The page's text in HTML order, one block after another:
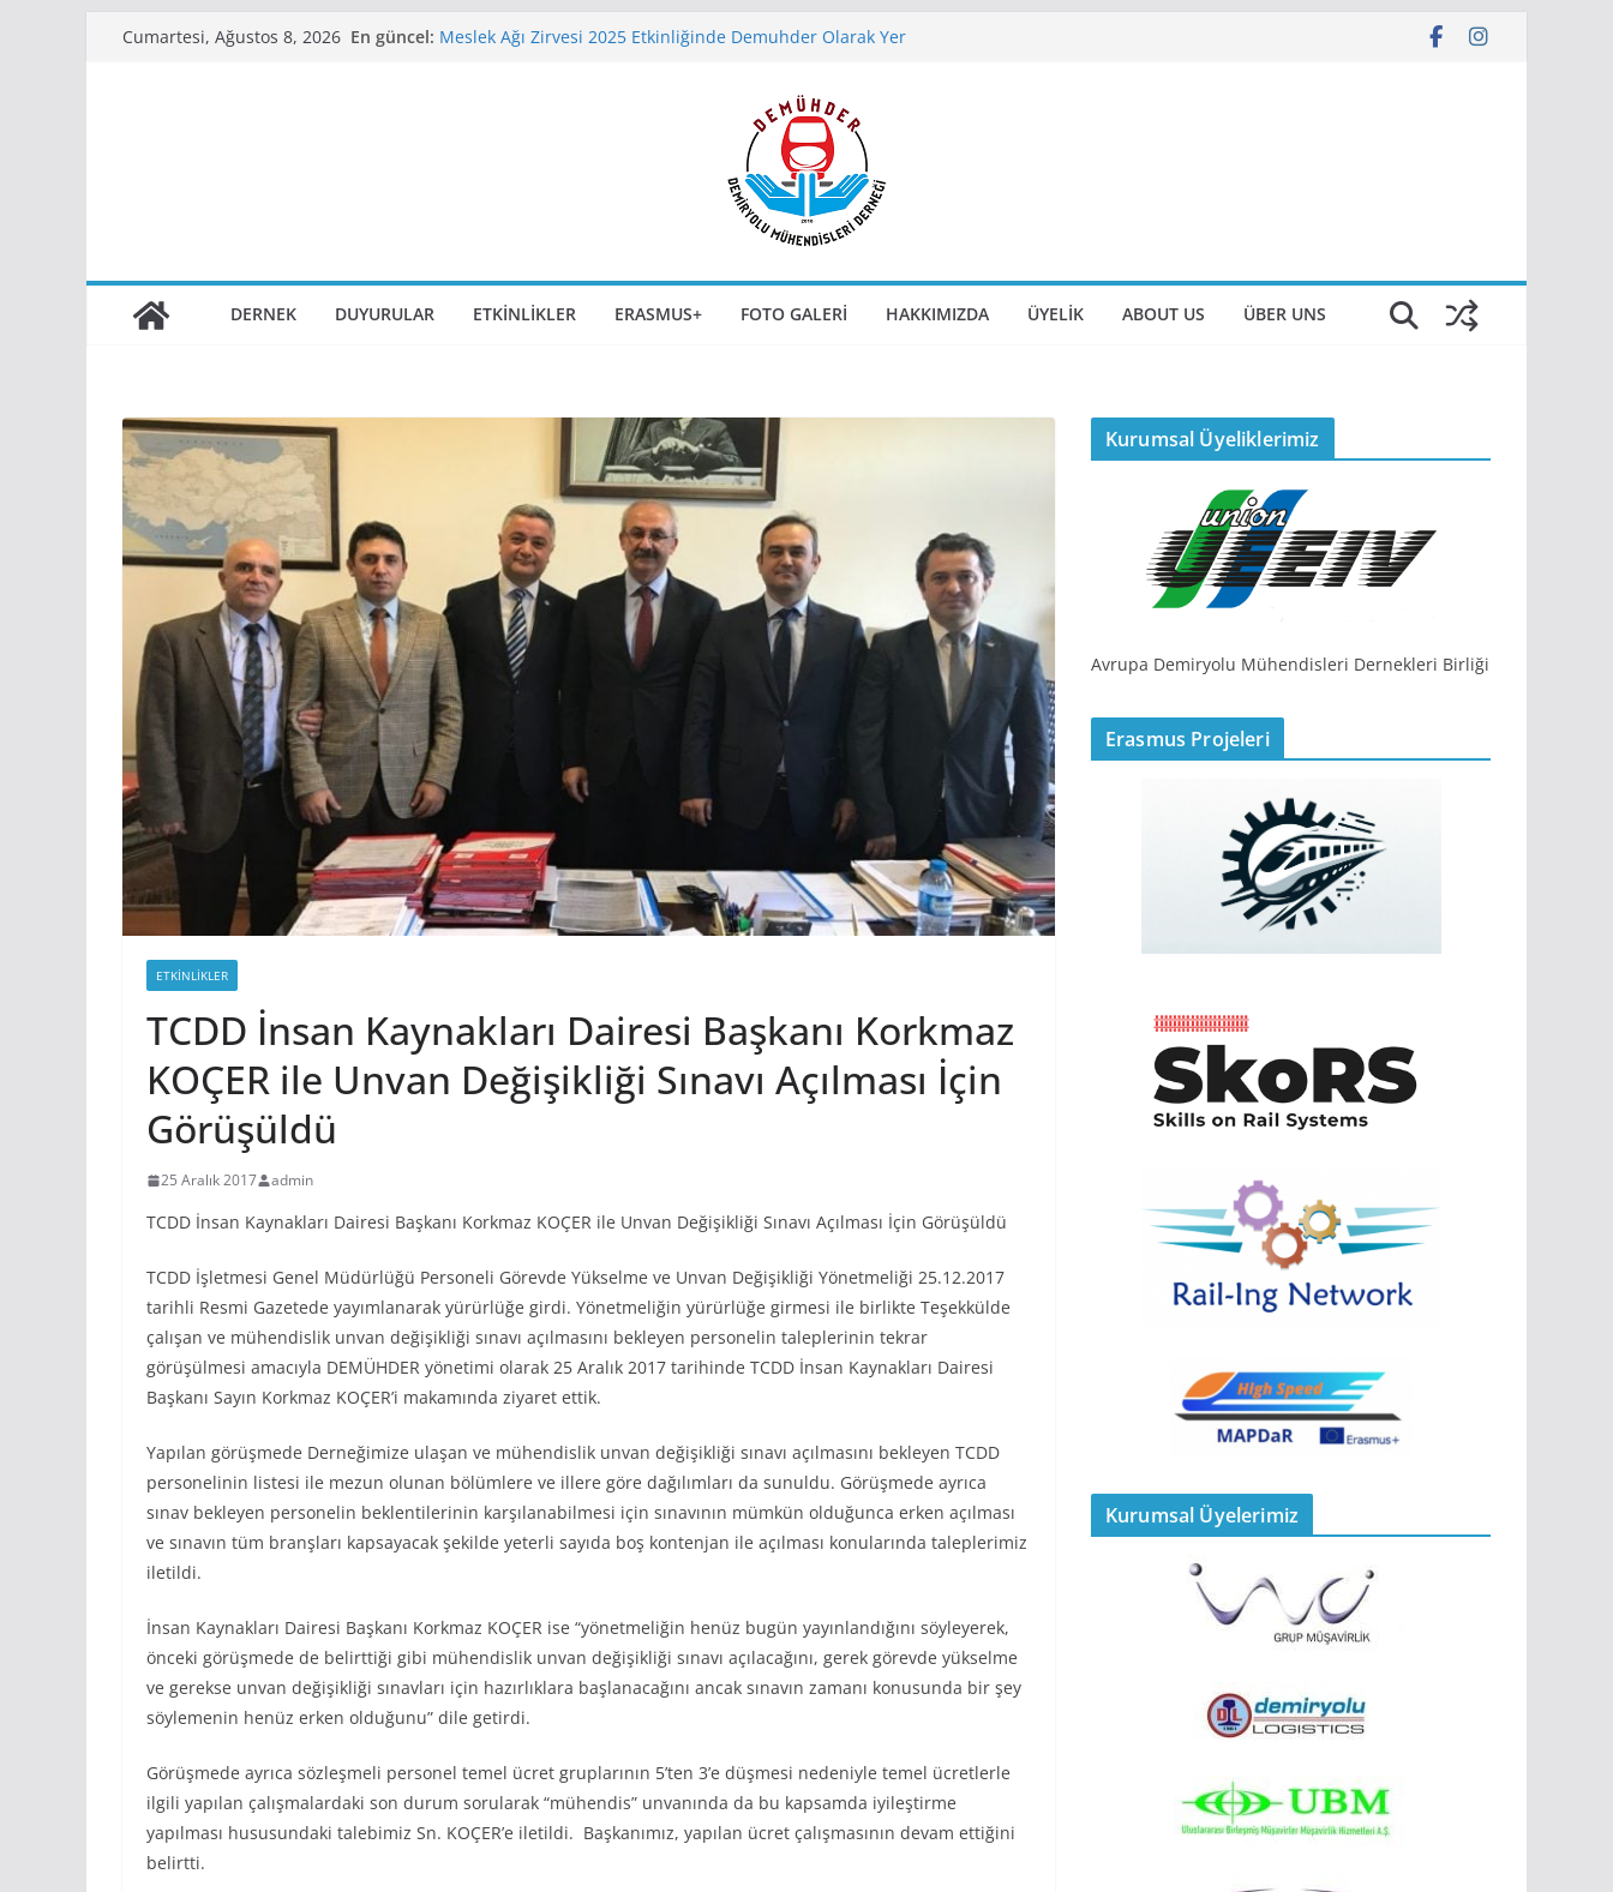
Cumartesi, Ağustos 8, 2026 En güncel: Meslek Ağı Zirvesi 2025 Etkinliğinde Demuhder Olarak Yer
Sapienza University of Rome’da Yaz Kursu Duyurusu
11. Demiryolu Söyleşisi 9 Aralık 2025 Günü Saat 17:00’da
2. Raylı Sistemler Kongre ve Sergisi 6-7-8 Kasım 2025
Tarihlerinde Eskişehir`de Kapılarını Açıyor
DERNEK DUYURULAR ETKINLIKLER ERASMUS+ FOTO GALERI HAKKIMIZDA ÜYELIK ABOUT US ÜBER UNS
ETKINLIKLER
TCDD İnsan Kaynakları Dairesi Başkanı Korkmaz
KOÇER ile Unvan Değişikliği Sınavı Açılması İçin
Görüşüldü
25 Aralık 2017 admin
TCDD İnsan Kaynakları Dairesi Başkanı Korkmaz KOÇER ile Unvan Değişikliği Sınavı Açılması İçin Görüşüldü
TCDD İşletmesi Genel Müdürlüğü Personeli Görevde Yükselme ve Unvan Değişikliği Yönetmeliği 25.12.2017
tarihli Resmi Gazetede yayımlanarak yürürlüğe girdi. Yönetmeliğin yürürlüğe girmesi ile birlikte Teşekkülde
çalışan ve mühendislik unvan değişikliği sınavı açılmasını bekleyen personelin taleplerinin tekrar
görüşülmesi amacıyla DEMÜHDER yönetimi olarak 25 Aralık 2017 tarihinde TCDD İnsan Kaynakları Dairesi
Başkanı Sayın Korkmaz KOÇER’i makamında ziyaret ettik.
Yapılan görüşmede Derneğimize ulaşan ve mühendislik unvan değişikliği sınavı açılmasını bekleyen TCDD
personelinin listesi ile mezun olunan bölümlere ve illere göre dağılımları da sunuldu. Görüşmede ayrıca
sınav bekleyen personelin beklentilerinin karşılanabilmesi için sınavının mümkün olduğunca erken açılması
ve sınavın tüm branşları kapsayacak şekilde yeterli sayıda boş kontenjan ile açılması konularında taleplerimiz
iletildi.
İnsan Kaynakları Dairesi Başkanı Korkmaz KOÇER ise “yönetmeliğin henüz bugün yayınlandığını söyleyerek,
önceki görüşmede de belirttiği gibi mühendislik unvan değişikliği sınavı açılacağını, gerek görevde yükselme
ve gerekse unvan değişikliği sınavları için hazırlıklara başlanacağını ancak sınavın zamanı konusunda bir şey
söylemenin henüz erken olduğunu” dile getirdi.
Görüşmede ayrıca sözleşmeli personel temel ücret gruplarının 5’ten 3’e düşmesi nedeniyle temel ücretlerle
ilgili yapılan çalışmalardaki son durum sorularak “mühendis” unvanında da bu kapsamda iyileştirme
yapılması hususundaki talebimiz Sn. KOÇER’e iletildi. Başkanımız, yapılan ücret çalışmasının devam ettiğini
belirtti.
Kurumsal Üyeliklerimiz
Avrupa Demiryolu Mühendisleri Dernekleri Birliği
Erasmus Projeleri
Kurumsal Üyelerimiz